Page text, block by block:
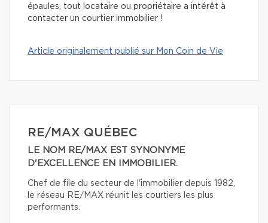
épaules, tout locataire ou propriétaire a intérêt à
contacter un courtier immobilier !
Article originalement publié sur Mon Coin de Vie
RE/MAX QUÉBEC
LE NOM RE/MAX EST SYNONYME
D'EXCELLENCE EN IMMOBILIER.
Chef de file du secteur de l'immobilier depuis 1982,
le réseau RE/MAX réunit les courtiers les plus
performants.